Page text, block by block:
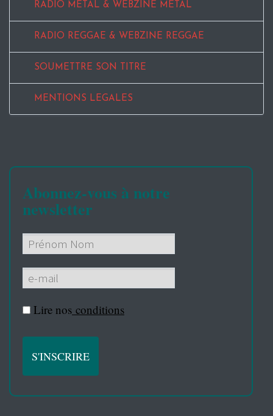
RADIO METAL & WEBZINE METAL
RADIO REGGAE & WEBZINE REGGAE
SOUMETTRE SON TITRE
MENTIONS LEGALES
Abonnez-vous à notre
newsletter
Lire nos conditions